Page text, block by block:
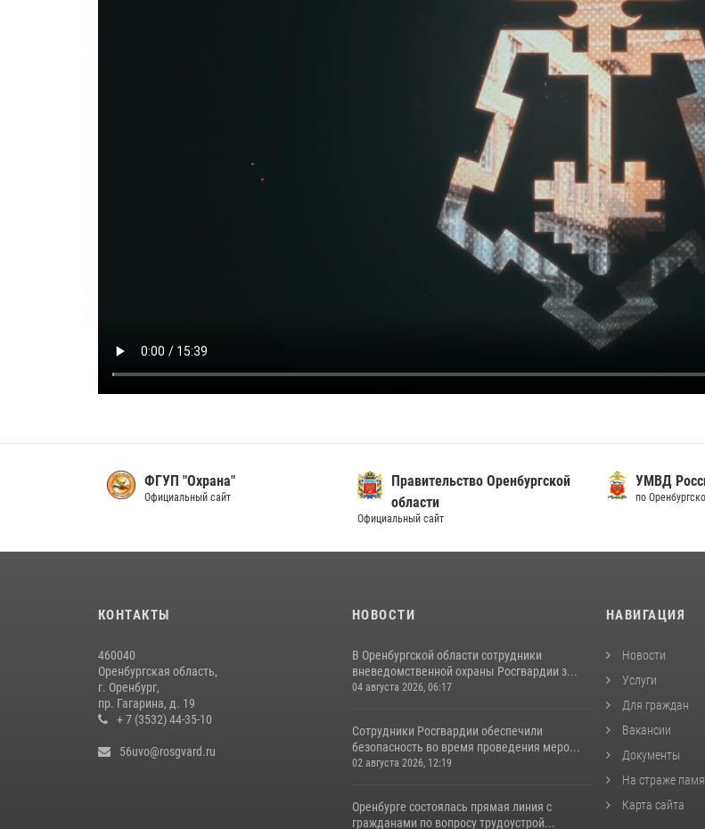
ФГУП "Охрана"
Официальный сайт
Правительство Оренбургской
области
Официальный сайт
УМВД
по
КОНТАКТЫ
460040
Оренбургская область,
г. Оренбург,
пр. Гагарина, д. 19
+ 7 (3532) 44-35-10
56uvo@rosgvard.ru
НОВОСТИ
В Оренбургской области сотрудники
вневедомственной охраны Росгвардии з...
04 августа 2026, 06:17
Сотрудники Росгвардии обеспечили
безопасность во время проведения меро...
02 августа 2026, 12:19
Оренбурге состоялась прямая линия с
гражданами по вопросу трудоустрой...
НАВИГАЦИЯ
Новости
Услуги
Для граждан
Вакансии
Документы
На страже
Карта сайта